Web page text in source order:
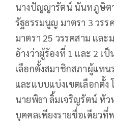
นางปัญญารัตน์ นันทภูษิต
รัฐธรรมนูญ มาตรา 3 วรร
มาตรา 25 วรรคสาม และ
อ้างว่าผู้ร้องที่ 1 และ 2 เ
เลือกตั้งสมาชิกสภาผู้แท
และแบบแบ่งเขตเลือกตั้ง
นายพิธา ลิ้มเจริญรัตน์ หั
บุคคลเพียงรายชื่อเดียวที่